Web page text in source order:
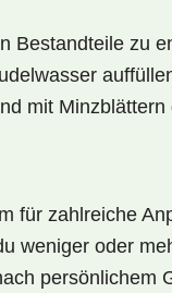
Bestandteile zu
mit Minzblättern
für zahlreiche
weniger oder
persönlichem